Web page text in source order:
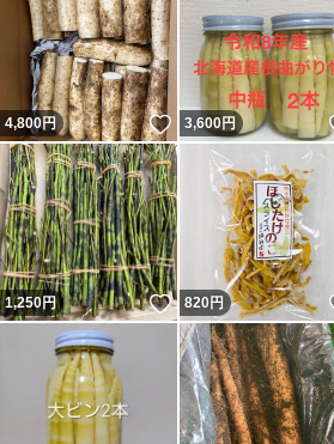
4,800円 いいね！
3,600円
1,250円 いいね！
820円